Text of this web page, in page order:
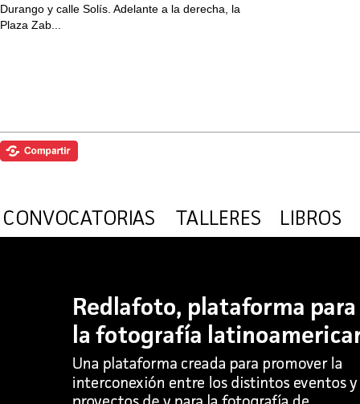
Durango y calle Solís. Adelante a la derecha, la
Plaza Zab...